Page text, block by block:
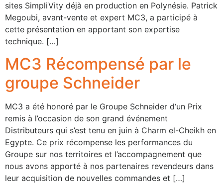
sites SimpliVity déjà en production en Polynésie. Patrick
Megoubi, avant-vente et expert MC3, a participé à
cette présentation en apportant son expertise
technique. […]
MC3 Récompensé par le
groupe Schneider
MC3 a été honoré par le Groupe Schneider d‘un Prix
remis à l’occasion de son grand événement
Distributeurs qui s’est tenu en juin à Charm el-Cheikh en
Egypte. Ce prix récompense les performances du
Groupe sur nos territoires et l’accompagnement que
nous avons apporté à nos partenaires revendeurs dans
leur acquisition de nouvelles commandes et […]